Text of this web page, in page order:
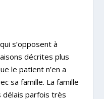
s’opposent à
décrites plus
le patient n’en a
sa famille. La famille
délais parfois très